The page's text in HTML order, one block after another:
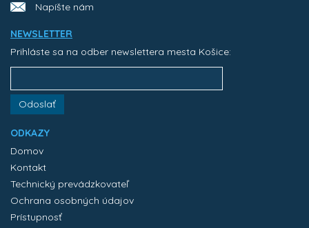
Napíšte nám
NEWSLETTER
Prihláste sa na odber newslettera mesta Košice:
Odoslať
ODKAZY
Domov
Kontakt
Technický prevádzkovateľ
Ochrana osobných údajov
Prístupnosť